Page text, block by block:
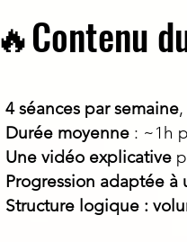
🔥Contenu
4 séances par semaine
Durée moyenne : ~1h
Une vidéo explicative
Progression adaptée
Structure logique :